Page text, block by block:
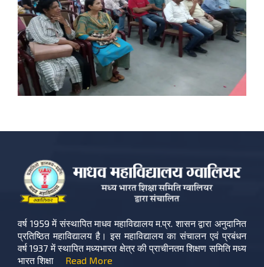
वर्ष 1959 में संस्थापित माधव महाविद्यालय म.प्र. शासन द्वारा अनुदानित
प्रतिष्ठित महाविद्यालय है। इस महाविद्यालय का संचालन एवं प्रबंधन
वर्ष 1937 में स्थापित मध्यभारत क्षेत्र की प्राचीनतम शिक्षण समिति मध्य
भारत शिक्षा Read More